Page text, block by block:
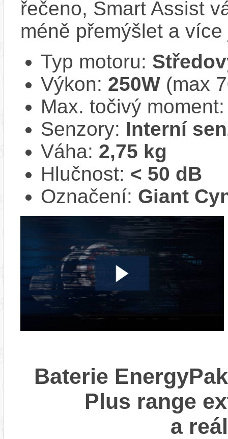
řečeno, Smart Assist
méně přemýšlet a
Typ motoru:
Výkon: 250W (max
Max. točivý
Senzory: Interní
Váha: 2,75 kg
Hlučnost: < 50 dB
Označení: Giant
Baterie
Plus range
a